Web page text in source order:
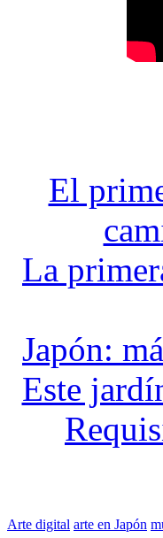
El
La
Japón:
Este
Arte digital arte en Japón